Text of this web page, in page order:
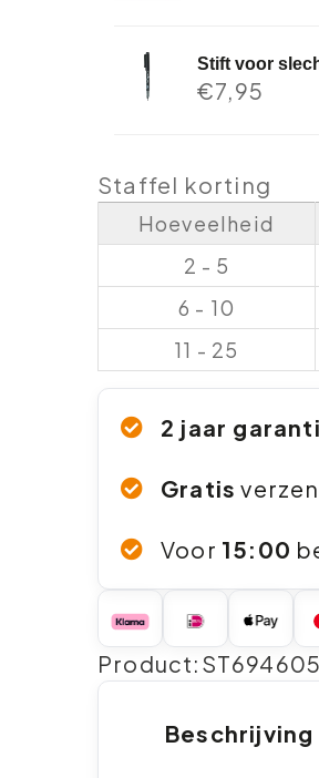
Stift voor
€7,95
Staffel korting
Hoeveelheid
2 - 5
6 - 10
11 - 25
2 jaar
Gratis
Voor 15:00
Product:ST694605
Beschrijving